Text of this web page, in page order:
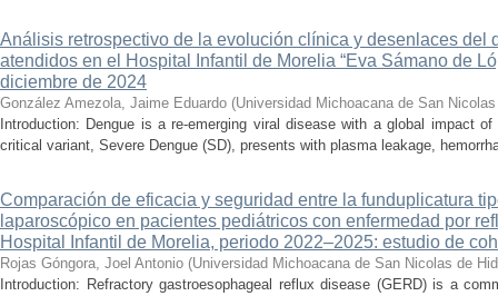
Análisis retrospectivo de la evolución clínica y desenlaces del
atendidos en el Hospital Infantil de Morelia “Eva Sámano de
diciembre de 2024
González Amezola, Jaime Eduardo (Universidad Michoacana de San
Introduction: Dengue is a re-emerging viral disease with a global impact
critical variant, Severe Dengue (SD), presents with plasma leakage,
Comparación de eficacia y seguridad entre la funduplicatura
laparoscópico en pacientes pediátricos con enfermedad por
Hospital Infantil de Morelia, periodo 2022–2025: estudio de
Rojas Góngora, Joel Antonio (Universidad Michoacana de San Nicolas de
Introduction: Refractory gastroesophageal reflux disease (GERD) is a